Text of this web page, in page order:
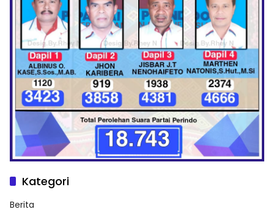
Kategori
Berita